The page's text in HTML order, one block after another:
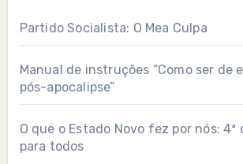
Partido Socialista: O Mea Culpa
Manual de instruções “Como ser de
pós-apocalipse”
O que o Estado Novo fez por nós:
para todos